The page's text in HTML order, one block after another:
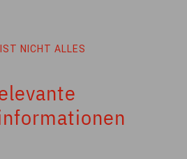
NICHT ALLES